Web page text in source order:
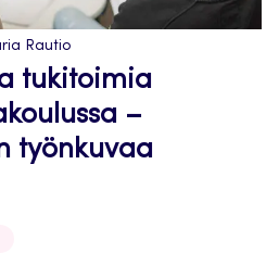
Rautio
tukitoimia
–
työnkuvaa